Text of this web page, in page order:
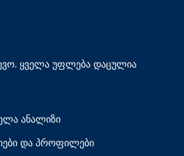
ყველა უფლება დაცულია
ანალიზი
და პროფილები